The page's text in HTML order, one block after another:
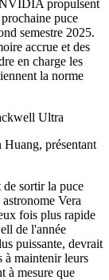
propulsent
puce
semestre 2025.
accrue et des
en charge les
la norme
présentant
sortir la puce
Vera
fois plus rapide
de l'année
puissante, devrait
à maintenir leurs
à mesure que